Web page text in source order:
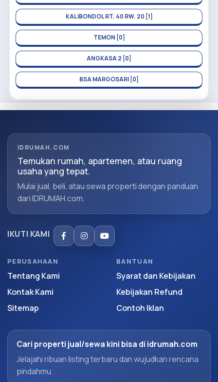
KALIBONDOL RT. 40 RW. 20 [1]
TEMON [0]
ANGKASA 2 [0]
BSA MARGOSARI [0]
IDRUMAH.COM
Temukan rumah, apartemen, atau ruang
usaha yang tepat.
Mulai jual, beli, atau sewa properti dengan panduan
dari IDRUMAH.com.
IKUTI KAMI
PERUSAHAAN
Tentang Kami
Kontak Kami
Sitemap
BANTUAN
Syarat dan Kebijakan
Kebijakan Refund
Contoh Iklan
Cari properti jual/sewa kini bisa di idrumah.com
Jelajahi ribuan listing terbaru dan wujudkan rencana
pindahmu.